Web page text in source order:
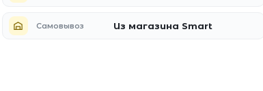
Самовывоз Из магазина Smart